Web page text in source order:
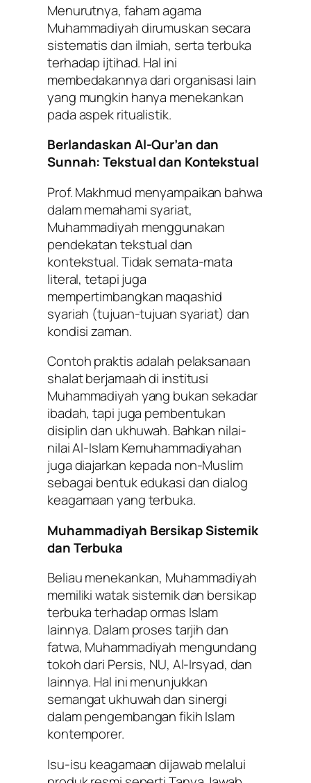
Menurutnya, faham agama
Muhammadiyahdirumuskan secara
sistematis dan ilmiah, serta terbuka
terhadap ijtihad. Hal ini
membedakannya dari organisasi lain
yang mungkin hanya menekankan
pada aspek ritualistik.
Berlandaskan Al-Qur’an dan
Sunnah: Tekstual dan Kontekstual
Prof. Makhmud menyampaikan bahwa
dalam memahami syariat,
Muhammadiyah menggunakan
pendekatantekstual dan
kontekstual.Tidak semata-mata
literal, tetapi juga
mempertimbangkan maqashid
syariah (tujuan-tujuan syariat) dan
kondisi zaman.
Contoh praktis adalah pelaksanaan
shalat berjamaahdi institusi
Muhammadiyah yang bukan sekadar
ibadah, tapi juga pembentukan
disiplin dan ukhuwah. Bahkan nilai-
nilai Al-Islam Kemuhammadiyahan
juga diajarkan kepada non-Muslim
sebagai bentuk edukasi dan dialog
keagamaan yang terbuka.
Muhammadiyah Bersikap Sistemik
dan Terbuka
Beliau menekankan, Muhammadiyah
memilikiwatak sistemikdan bersikap
terbuka terhadap ormas Islam
lainnya. Dalam proses tarjih dan
fatwa, Muhammadiyah mengundang
tokoh dari Persis, NU, Al-Irsyad, dan
lainnya. Hal ini menunjukkan
semangat ukhuwah dan sinergi
dalam pengembangan fikih Islam
kontemporer.
Isu-isu keagamaan dijawab melalui